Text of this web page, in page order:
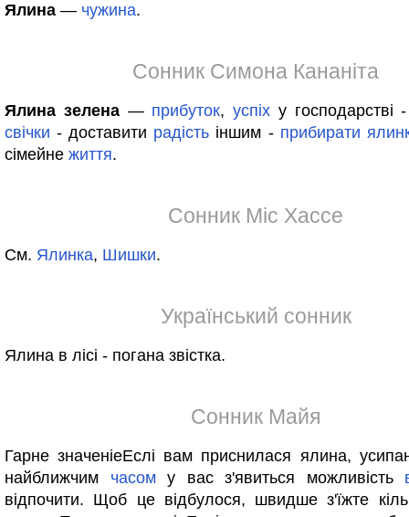
Ялина — чужина.
Сонник Симона Кананіта
Ялина зелена— прибуток, успіх у господарстві
свічки - доставити радість іншим - прибирати
сімейне життя.
Сонник Міс Хассе
См. Ялинка, Шишки.
Український сонник
Ялина в лісі - погана звістка.
Сонник Майя
Гарне значеніеЕслі вам приснилася ялина,
найближчим часому вас з'явиться можливість
відпочити. Щоб це відбулося, швидше з'їжте